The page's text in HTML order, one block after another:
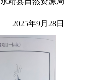
2025年9月28日